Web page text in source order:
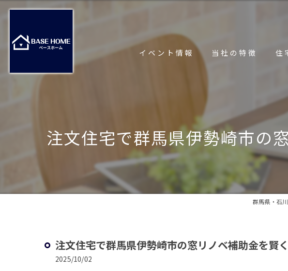
イベント情報 当社の特徴
耐震
高性能
住
単
注文住宅で群馬県伊勢崎市の
群馬県・石
注文住宅で群馬県伊勢崎市の窓リノベ補助金を賢
2025/10/02